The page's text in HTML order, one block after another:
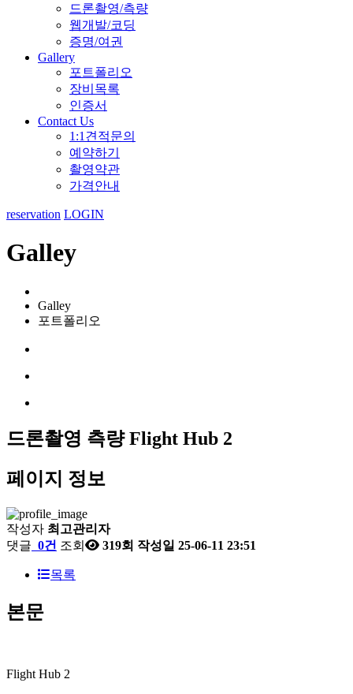
드론촬영/측량
웹개발/코딩
증명/여권
Gallery
포트폴리오
장비목록
인증서
Contact Us
1:1견적문의
예약하기
촬영약관
가격안내
reservation LOGIN
Galley
Galley
포트폴리오
드론촬영 측량 Flight Hub 2
페이지 정보
작성자 최고관리자
댓글 0건 조회 319회 작성일 25-06-11 23:51
목록
본문
Flight Hub 2